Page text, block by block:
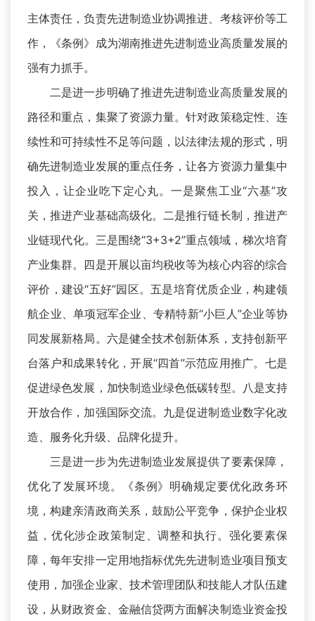
主体责任，负责先进制造业协调推进、考核评价等工
作，《条例》成为湖南推进先进制造业高质量发展的
强有力抓手。
二是进一步明确了推进先进制造业高质量发展的
路径和重点，集聚了资源力量。针对政策稳定性、连
续性和可持续性不足等问题，以法律法规的形式，明
确先进制造业发展的重点任务，让各方资源力量集中
投入，让企业吃下定心丸。一是聚焦工业“六基”攻
关，推进产业基础高级化。二是推行链长制，推进产
业链现代化。三是围绕“3+3+2”重点领域，梯次培育
产业集群。四是开展以亩均税收等为核心内容的综合
评价，建设“五好”园区。五是培育优质企业，构建领
航企业、单项冠军企业、专精特新“小巨人”企业等协
同发展新格局。六是健全技术创新体系，支持创新平
台落户和成果转化，开展“四首”示范应用推广。七是
促进绿色发展，加快制造业绿色低碳转型。八是支持
开放合作，加强国际交流。九是促进制造业数字化改
造、服务化升级、品牌化提升。
三是进一步为先进制造业发展提供了要素保障，
优化了发展环境。《条例》明确规定要优化政务环
境，构建亲清政商关系，鼓励公平竞争，保护企业权
益，优化涉企政策制定、调整和执行。强化要素保
障，每年安排一定用地指标优先先进制造业项目预支
使用，加强企业家、技术管理团队和技能人才队伍建
设，从财政资金、金融信贷两方面解决制造业资金投